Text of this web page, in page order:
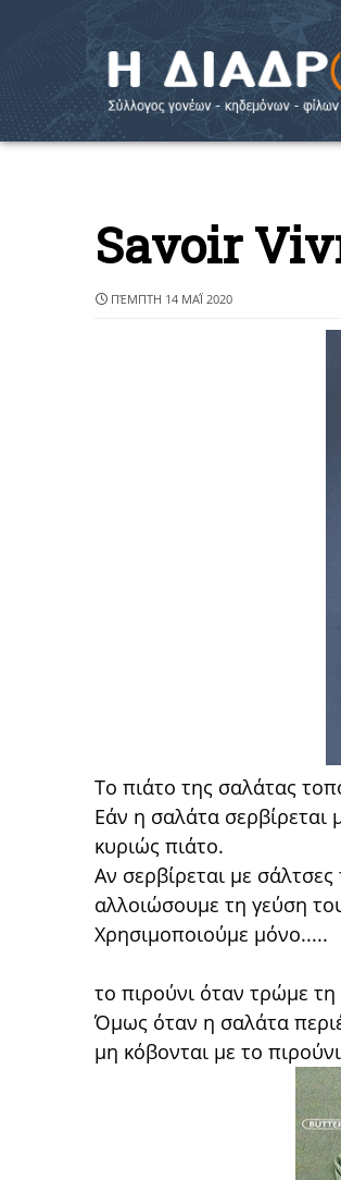
Savoir
ΠΈΜΠΤΗ 14 ΜΑΪ́ 2020
Το πιάτο της σαλάτας
Εάν η σαλάτα σερβίρεται
κυριώς πιάτο.
Αν σερβίρεται με
αλλοιώσουμε τη γεύση
Χρησιμοποιούμε μόνο.....
το πιρούνι όταν τρώμε
Όμως όταν η σαλάτα
μη κόβονται με το